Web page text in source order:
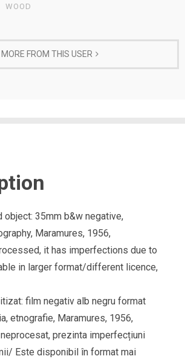
WOOD
MORE FROM THIS USER
object: 35mm b&w negative,
Maramures, 1956,
it has imperfections due to
in larger format/different licence,
film negativ alb negru format
etnografie, Maramures, 1956,
neprocesat, prezinta imperfecțiuni
Este disponibil în format mai